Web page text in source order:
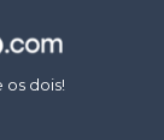
dois!